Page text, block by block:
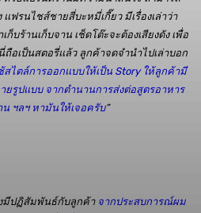
ฟรนไชส์ชายสี่บะหมี่เกี๊ยว มีเรื่องเล่าว่า
บร้านเก็บจาน เช็ดโต๊ะจะต้องเสียงดัง เพื่อ
ถือเป็นสตอรี่แล้ว ลูกค้าจดจำนำไปเล่าบอก
สไตล์การออกแบบให้เป็น Story ให้ลูกค้ามี
ยรูปแบบ จากตำนานการส่งต่อสูตรอาหาร
น ฯลฯ หามันให้เจอครับ”
มีปฏิสัมพันธ์กับลูกค้า จากประสบการณ์ผม